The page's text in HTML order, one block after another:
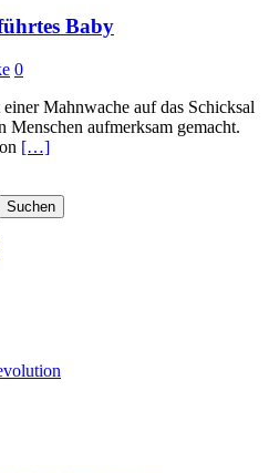
Baby
0
Mahnwache auf das Schicksal
aufmerksam gemacht.
[…]
Suchen